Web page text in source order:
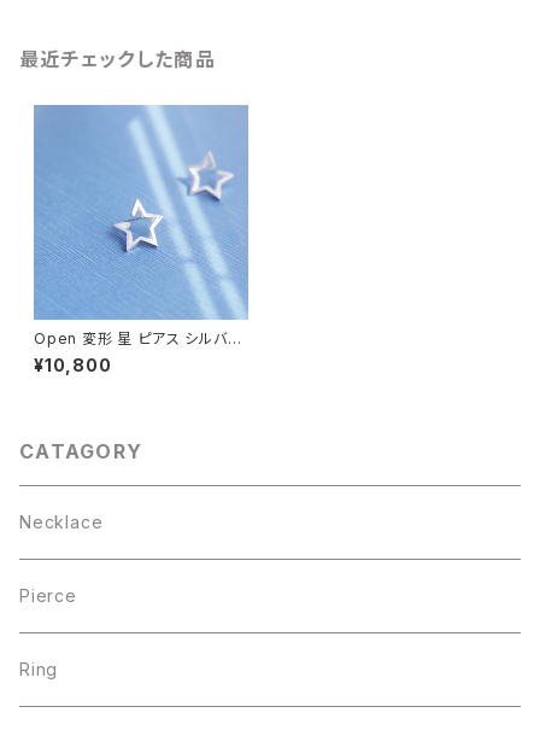
最近チェックした商品
Open 変形 星 ピアス シルバー
925
¥10,800
CATAGORY
Necklace
Pierce
Ring